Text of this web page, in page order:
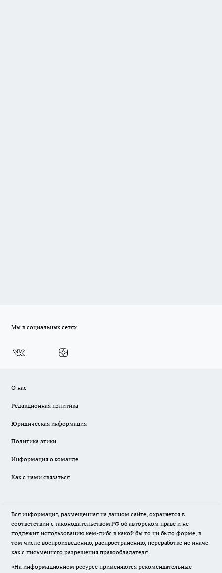
Мы в социальных сетях
О нас
Редакционная политика
Юридическая информация
Политика этики
Информация о команде
Как с нами связаться
Вся информация, размещенная на данном сайте, охраняется в
соответствии с законодательством РФ об авторском праве и не
подлежит использованию кем-либо в какой бы то ни было форме, в
том числе воспроизведению, распространению, переработке не иначе
как с письменного разрешения правообладателя.
«На информационном ресурсе применяются рекомендательные